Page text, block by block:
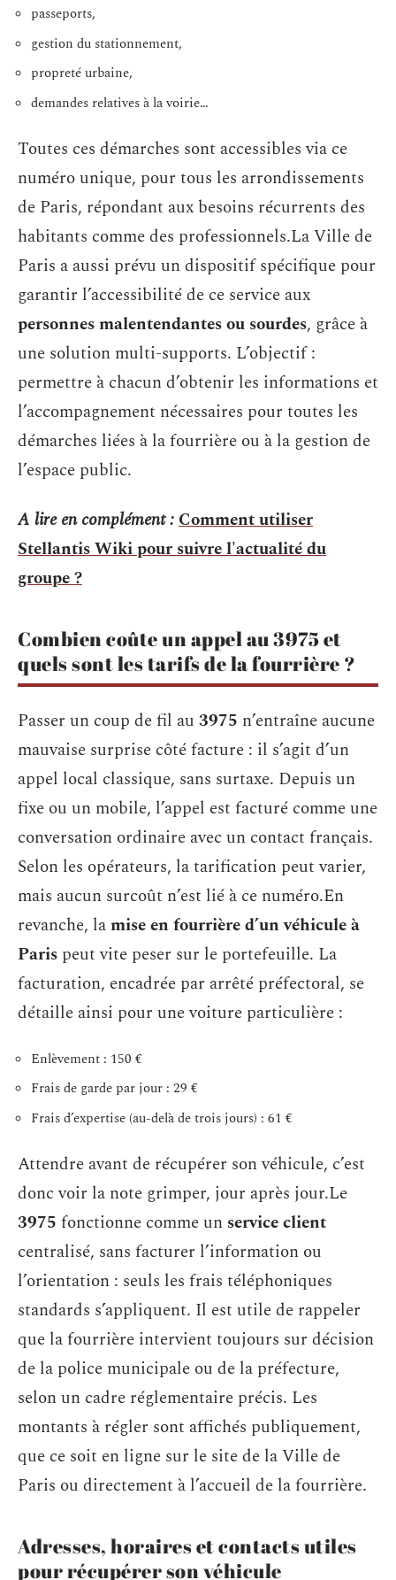
passeports,
gestion du stationnement,
propreté urbaine,
demandes relatives à la voirie…
Toutes ces démarches sont accessibles via ce
numéro unique, pour tous les arrondissements
de Paris, répondant aux besoins récurrents des
habitants comme des professionnels.La Ville de
Paris a aussi prévu un dispositif spécifique pour
garantir l’accessibilité de ce service aux
personnes malentendantes ou sourdes, grâce à
une solution multi-supports. L’objectif :
permettre à chacun d’obtenir les informations et
l’accompagnement nécessaires pour toutes les
démarches liées à la fourrière ou à la gestion de
l’espace public.
A lire en complément :Comment utiliser
Stellantis Wiki pour suivre l'actualité du
groupe ?
Combien coûte un appel au 3975 et
quels sont les tarifs de la fourrière ?
Passer un coup de fil au 3975 n’entraîne aucune
mauvaise surprise côté facture : il s’agit d’un
appel local classique, sans surtaxe. Depuis un
fixe ou un mobile, l’appel est facturé comme une
conversation ordinaire avec un contact français.
Selon les opérateurs, la tarification peut varier,
mais aucun surcoût n’est lié à ce numéro.En
revanche, lamise en fourrière d’un véhicule à
Paris peut vite peser sur le portefeuille. La
facturation, encadrée par arrêté préfectoral, se
détaille ainsi pour une voiture particulière :
Enlèvement : 150 €
Frais de garde par jour : 29 €
Frais d’expertise (au-delà de trois jours) : 61 €
Attendre avant de récupérer son véhicule, c’est
donc voir la note grimper, jour après jour.Le
3975 fonctionne comme un service client
centralisé, sans facturer l’information ou
l’orientation : seuls les frais téléphoniques
standards s’appliquent. Il est utile de rappeler
que la fourrière intervient toujours sur décision
de la police municipale ou de la préfecture,
selon un cadre réglementaire précis. Les
montants à régler sont affichés publiquement,
que ce soit en ligne sur le site de la Ville de
Paris ou directement à l’accueil de la fourrière.
Adresses, horaires et contacts utiles
pour récupérer son véhicule